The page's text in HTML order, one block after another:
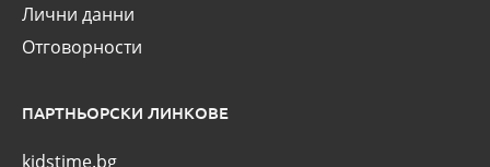
Лични данни
Отговорности
ПАРТНЬОРСКИ ЛИНКОВЕ
kidstime.bg